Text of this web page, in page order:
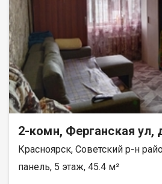
2-комн, Ферганская ул,
Красноярск, Советский р-н
панель, 5 этаж, 45.4 м²